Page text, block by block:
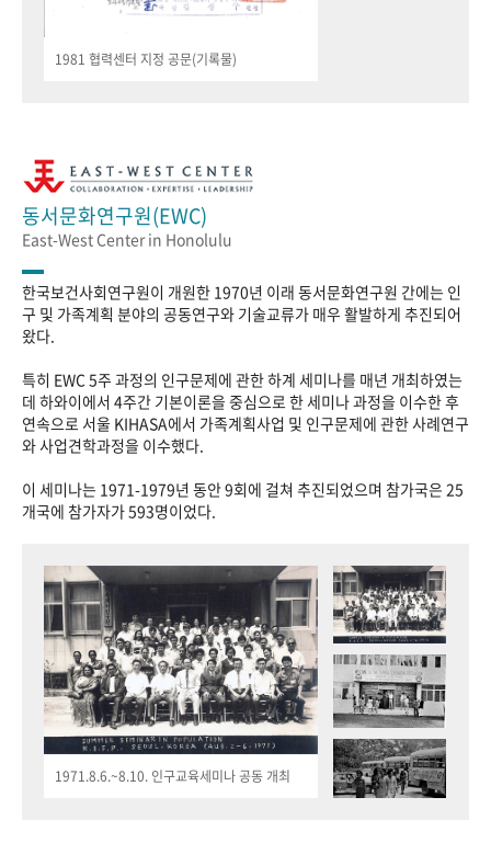
1981 협력센터 지정 공문(기록물)
동서문화연구원(EWC)
East-West Center in Honolulu
한국보건사회연구원이 개원한 1970년 이래 동서문화연구원 간에는 인
구 및 가족계획 분야의 공동연구와 기술교류가 매우 활발하게 추진되어
왔다.
특히 EWC 5주 과정의 인구문제에 관한 하계 세미나를 매년 개최하였는
데 하와이에서 4주간 기본이론을 중심으로 한 세미나 과정을 이수한 후
연속으로 서울 KIHASA에서 가족계획사업 및 인구문제에 관한 사례연구
와 사업견학과정을 이수했다.
이 세미나는 1971-1979년 동안 9회에 걸쳐 추진되었으며 참가국은 25
개국에 참가자가 593명이었다.
1971.8.6.~8.10. 인구교육세미나 공동 개최